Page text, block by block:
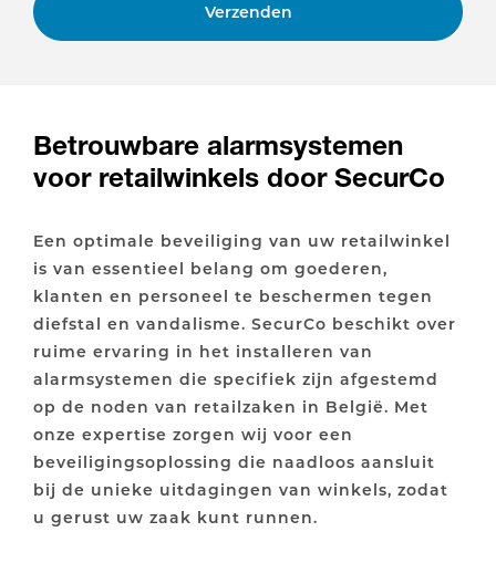
Verzenden
Betrouwbare alarmsystemen
voor retailwinkels door SecurCo
Een optimale beveiliging van uw retailwinkel
is van essentieel belang om goederen,
klanten en personeel te beschermen tegen
diefstal en vandalisme. SecurCo beschikt over
ruime ervaring in het installeren van
alarmsystemen die specifiek zijn afgestemd
op de noden van retailzaken in België. Met
onze expertise zorgen wij voor een
beveiligingsoplossing die naadloos aansluit
bij de unieke uitdagingen van winkels, zodat
u gerust uw zaak kunt runnen.